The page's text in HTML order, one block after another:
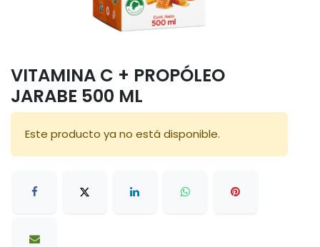
VITAMINA C + PROPÓLEO
JARABE 500 ML
Este producto ya no está disponible.